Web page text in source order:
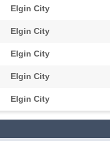
Elgin City
Elgin City
Elgin City
Elgin City
Elgin City